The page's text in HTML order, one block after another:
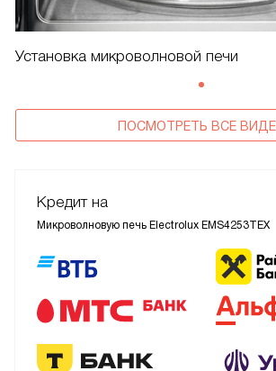
Установка микроволновой печи
ПОСМОТРЕТЬ ВСЕ
Кредит на
Микроволновую печь Electrolux EMS4253TEX